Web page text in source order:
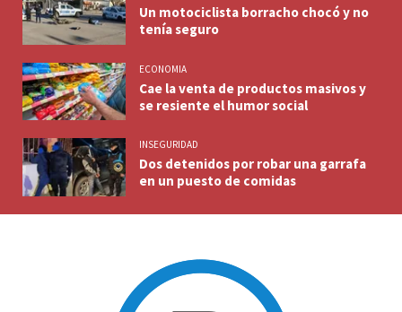
Un motociclista borracho chocó y no
tenía seguro
ECONOMIA
Cae la venta de productos masivos y
se resiente el humor social
INSEGURIDAD
Dos detenidos por robar una garrafa
en un puesto de comidas